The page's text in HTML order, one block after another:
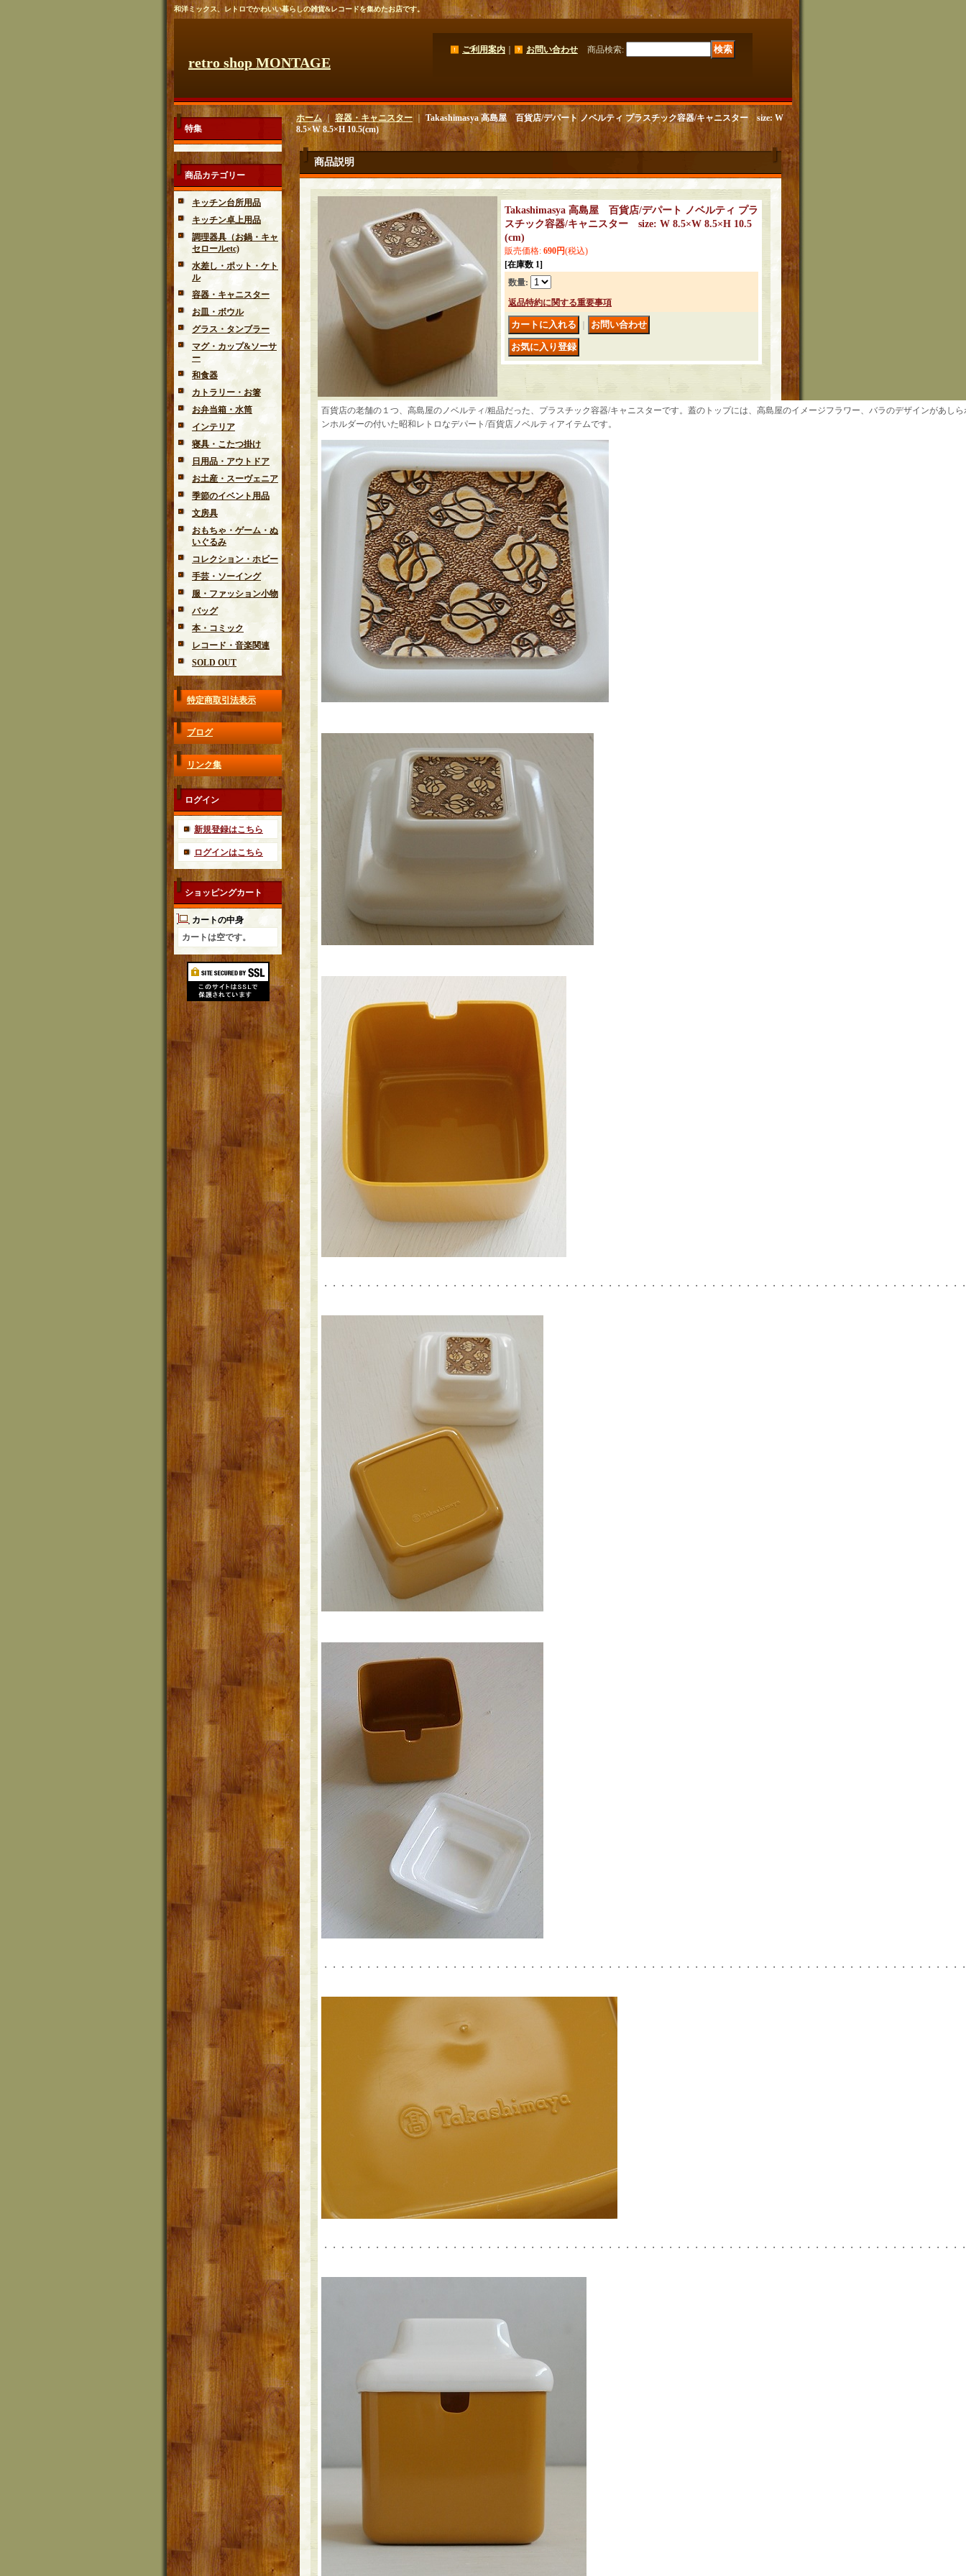
和洋ミックス、レトロでかわいい暮らしの雑貨&レコードを集めたお店です。
retro shop MONTAGE
ご利用案内 お問い合わせ 商品検索:
特集
商品カテゴリー
キッチン台所用品
キッチン卓上用品
調理器具（お鍋・キャ
セロールetc)
水差し・ポット・ケト
ル
容器・キャニスター
お皿・ボウル
グラス・タンブラー
マグ・カップ&ソーサ
ー
和食器
カトラリー・お箸
お弁当箱・水筒
インテリア
寝具・こたつ掛け
日用品・アウトドア
お土産・スーヴェニア
季節のイベント用品
文房具
おもちゃ・ゲーム・ぬ
いぐるみ
コレクション・ホビー
手芸・ソーイング
服・ファッション小物
バッグ
本・コミック
レコード・音楽関連
SOLD OUT
特定商取引法表示
ブログ
リンク集
ログイン
新規登録はこちら
ログインはこちら
ショッピングカート
カートの中身
カートは空です。
ホーム｜ 容器・キャニスター ｜Takashimasya 高島屋 百貨店/デパート ノベルティ プラスチック容器/キャニスター size: W
8.5×W 8.5×H 10.5(cm)
商品説明
Takashimasya 高島屋 百貨店/デパート ノベルティ プラ
スチック容器/キャニスター size: W 8.5×W 8.5×H 10.5
(cm)
販売価格: 690円(税込)
[在庫数 1]
数量:
返品特約に関する重要事項
百貨店の老舗の１つ、高島屋のノベルティ/粗品だった、プラスチック容器/キャニスターです。蓋のトップには、高島屋のイメージフラワー、バラのデザインがあし
ンホルダーの付いた昭和レトロなデパート/百貨店ノベルティアイテムです。
・・・・・・・・・・・・・・・・・・・・・・・・・・・・・・・・・・・・・・・・・・・・・・・・・・・・・・・・・・・・・・・・・・・・・・・・・・
・・・・・・・・・・・・・・・・・・・・・・・・・・・・・・・・・・・・・・・・・・・・・・・・・・・・・・・・・・・・・・・・・・・・・・・・・・
・・・・・・・・・・・・・・・・・・・・・・・・・・・・・・・・・・・・・・・・・・・・・・・・・・・・・・・・・・・・・・・・・・・・・・・・・・